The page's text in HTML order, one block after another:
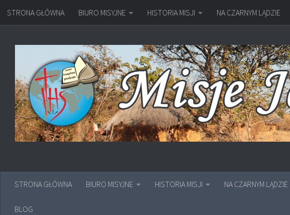
Przejdź do treści
STRONA GŁÓWNA BIURO MISYJNE HISTORIA MISJI NA CZARNYM LĄDZIE
STRONA GŁÓWNA BIURO MISYJNE HISTORIA MISJI NA CZARNYM LĄDZIE
BLOG